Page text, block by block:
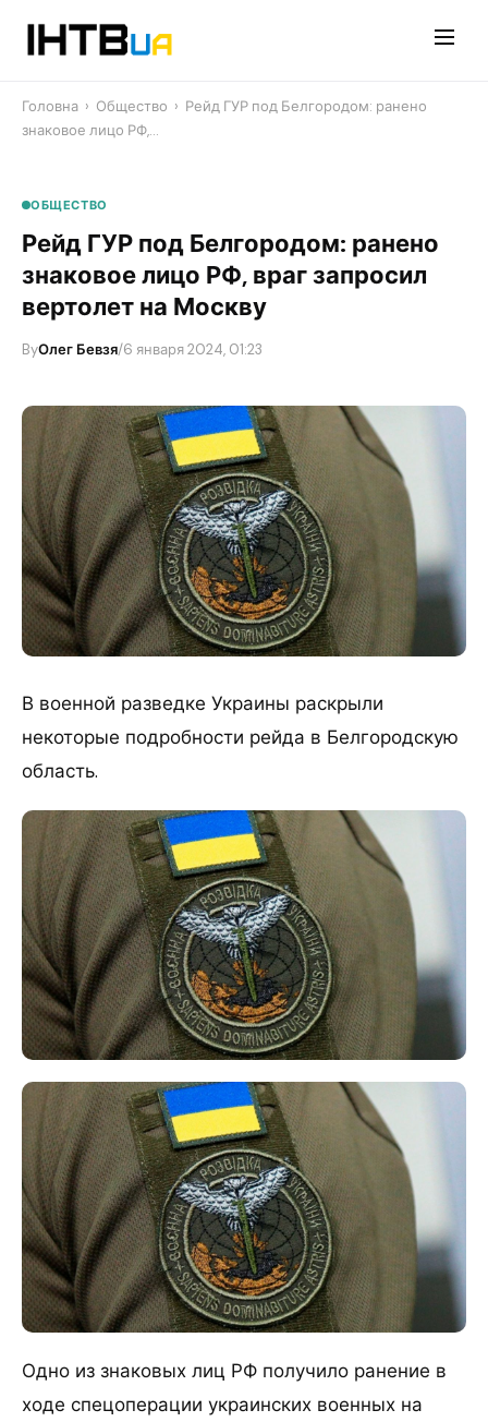
Головна › Общество › Рейд ГУР под Белгородом: ранено
знаковое лицо РФ,…
ОБЩЕСТВО
Рейд ГУР под Белгородом: ранено
знаковое лицо РФ, враг запросил
вертолет на Москву
ByОлег Бевзя/6 января 2024, 01:23
В военной разведке Украины раскрыли
некоторые подробности рейда в Белгородскую
область.
Одно из знаковых лиц РФ получило ранение в
ходе спецоперации украинских военных на